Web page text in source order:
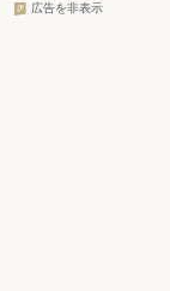
広告を非表示